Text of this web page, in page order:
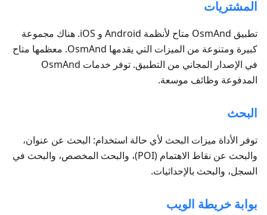
المشتريات
تطبيق OsmAnd متاح لأنظمة Android و iOS. هناك مجموعة
كبيرة ومتنوعة من الميزات التي يقدمها OsmAnd. معظمها متاح
في الإصدار المجاني من التطبيق. توفر خدمات OsmAnd
المدفوعة وظائف موسعة.
البحث
توفر الأداة ميزات البحث لأي حالة استخدام: البحث عن عنوان،
والبحث عن نقاط الاهتمام (POI)، والبحث المخصص، والبحث في
السجل، والبحث بالإحداثيات.
بوابة خريطة الويب